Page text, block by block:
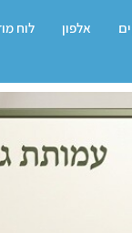
אלפון לוח